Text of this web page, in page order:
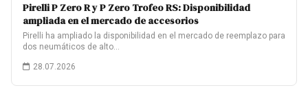
Pirelli P Zero R y P Zero Trofeo RS: Disponibilidad
ampliada en el mercado de accesorios
Pirelli ha ampliado la disponibilidad en el mercado de reemplazo para
dos neumáticos de alto…
28.07.2026